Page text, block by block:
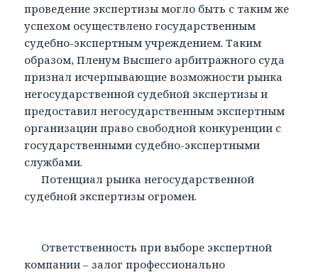
проведение экспертизы могло быть с таким же
успехом осуществлено государственным
судебно-экспертным учреждением. Таким
образом, Пленум Высшего арбитражного суда
признал исчерпывающие возможности рынка
негосударственной судебной экспертизы и
предоставил негосударственным экспертным
организации право свободной конкуренции с
государственными судебно-экспертными
службами.
Потенциал рынка негосударственной
судебной экспертизы огромен.
Ответственность при выборе экспертной
компании – залог профессионально